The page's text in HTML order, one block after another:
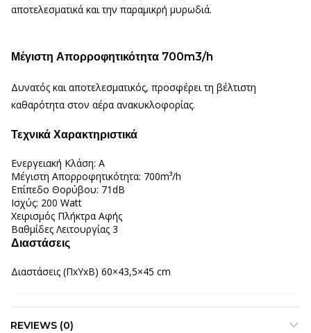
αποτελεσματικά και την παραμικρή μυρωδιά.
Μέγιστη Απορροφητικότητα 700m3/h
Δυνατός και αποτελεσματικός, προσφέρει τη βέλτιστη
καθαρότητα στον αέρα ανακυκλοφορίας.
Τεχνικά Χαρακτηριστικά
Ενεργειακή Κλάση: A
Μέγιστη Απορροφητικότητα: 700m³/h
Επίπεδο Θορύβου: 71dB
Ισχύς: 200 Watt
Χειρισμός Πλήκτρα Αφής
Βαθμίδες Λειτουργίας 3
Διαστάσεις
Διαστάσεις (ΠxΥxΒ) 60×43,5×45 cm
REVIEWS (0)